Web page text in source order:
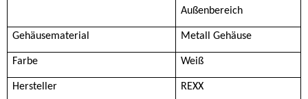
Außenbereich
Gehäusematerial Metall Gehäuse
Farbe Weiß
Hersteller REXX